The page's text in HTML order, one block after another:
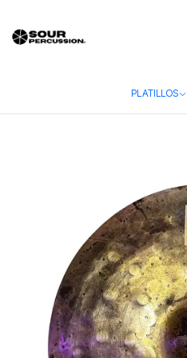
PLATILLOS